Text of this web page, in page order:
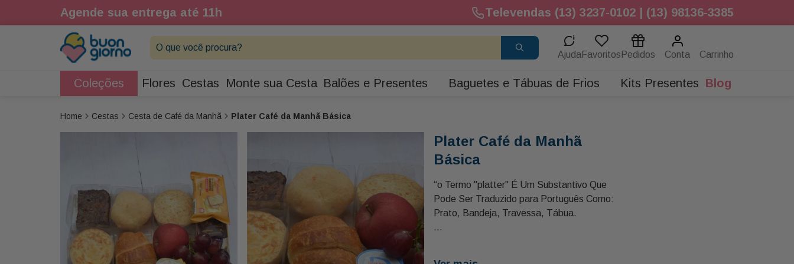
Agende sua entrega até 11h Televendas (13) 3237-0102 | (13) 98136-3385
O que você procura?
Ajuda Favoritos Pedidos Conta
Coleções Flores Cestas Monte sua Cesta Balões e Presentes Baguetes e Tábuas de Frios Kits Presentes Blog
Cestas Cesta de Café da Manhã Plater Café da Manhã Básica
Plater Café da Manhã
Básica
“o Termo "platter" É Um Substantivo Que
Pode Ser Traduzido para Português Como:
Prato, Bandeja, Travessa, Tábua.